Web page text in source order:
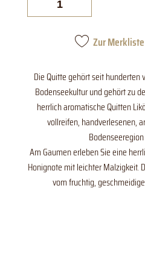
Zur
​Die Quitte gehört seit hunderten
Bodenseekultur und gehört zu
herrlich aromatische Quitten
vollreifen, handverlesenen,
Am Gaumen erleben Sie eine
Honignote mit leichter Malzigkeit.
vom fruchtig,